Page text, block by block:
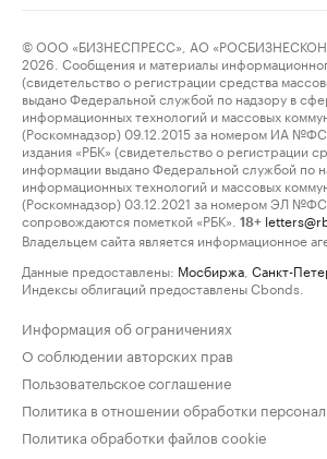
© ООО «БИЗНЕСПРЕСС», АО
2026. Сообщения и материалы
(свидетельство о регистрации средства
выдано Федеральной службой по надзору в
информационных технологий и массовых
(Роскомнадзор) 09.12.2015 за номером ИА
издания «РБК» (свидетельство о регистрации
информации выдано Федеральной службой по
информационных технологий и массовых
(Роскомнадзор) 03.12.2021 за номером ЭЛ
сопровождаются пометкой «РБК».
18+
Владельцем сайта является информационное
Данные предоставлены: Мосбиржа Санкт-
Индексы облигаций предоставлены Cbonds.
Информация об ограничениях
О соблюдении авторских прав
Пользовательское соглашение
Политика в отношении обработки
Политика обработки файлов cookie